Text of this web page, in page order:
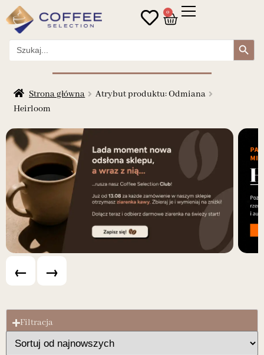
0
Search
for:
Search Button
Strona główna
Atrybut produktu: Odmiana
Heirloom
← →
Filtracja